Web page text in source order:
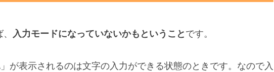
入力モードになっていないかもということです。
が表示されるのは文字の入力ができる状態のときです。なので入